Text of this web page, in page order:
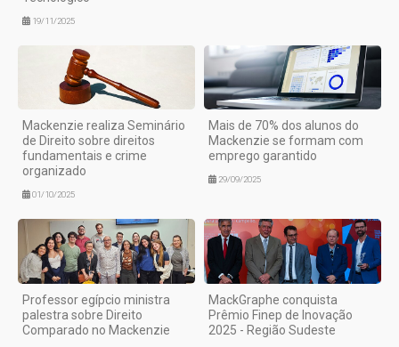
19/11/2025
Mackenzie realiza Seminário
de Direito sobre direitos
fundamentais e crime
organizado
01/10/2025
Mais de 70% dos alunos do
Mackenzie se formam com
emprego garantido
29/09/2025
Professor egípcio ministra
palestra sobre Direito
Comparado no Mackenzie
MackGraphe conquista
Prêmio Finep de Inovação
2025 - Região Sudeste